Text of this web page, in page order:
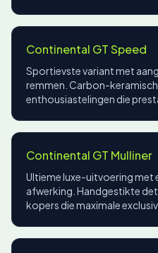
Continental GT Speed
Sportievste variant met
remmen. Carbon-
enthousiastelingen die
Continental GT Mulliner
Ultieme luxe-uitvoering met
afwerking. Handgestikte
kopers die maximale